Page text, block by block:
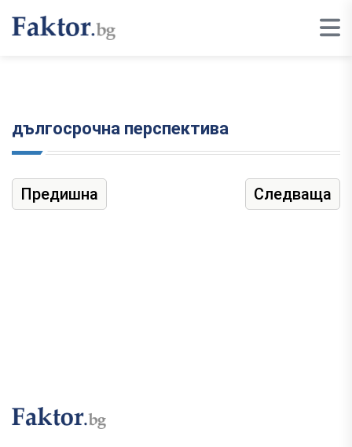
дългосрочна перспектива
Предишна Следваща